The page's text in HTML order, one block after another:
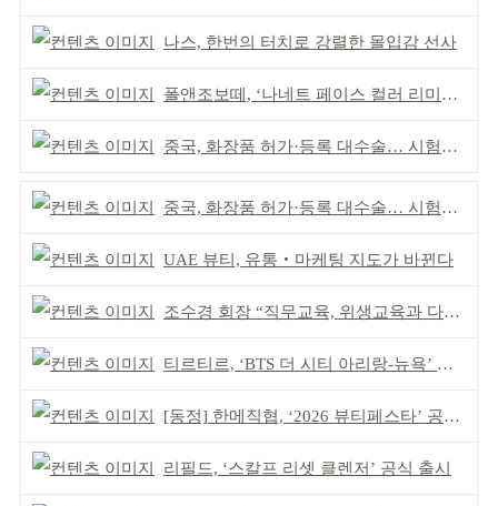
나스, 한번의 터치로 강렬한 몰입감 선사
폴앤조보떼, ‘나네트 페이스 컬러 리미티드’ 출시
중국, 화장품 허가·등록 대수술… 시험자료 공용 허용
중국, 화장품 허가·등록 대수술… 시험자료 공용 허용
UAE 뷰티, 유통‧마케팅 지도가 바뀐다
조수경 회장 “직무교육, 위생교육과 다르다”
티르티르, ‘BTS 더 시티 아리랑-뉴욕’ 참여
[동정] 한메직협, ‘2026 뷰티페스타’ 공동 주최
리필드, ‘스칼프 리셋 클렌저’ 공식 출시